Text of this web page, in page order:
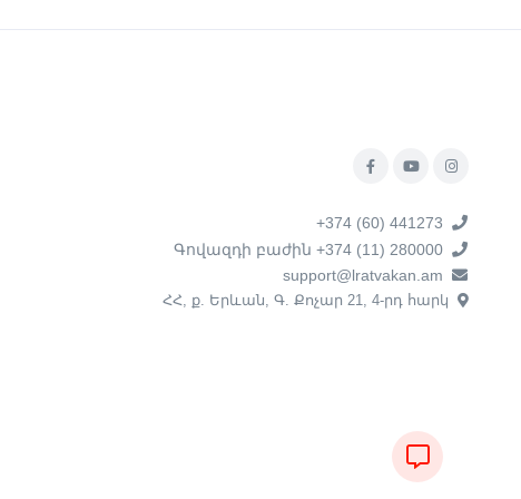
+374 (60) 441273
Գովազդի բաժին +374 (11) 280000
support@lratvakan.am
ՀՀ, ք. Երևան, Գ. Քոչար 21, 4-րդ հարկ